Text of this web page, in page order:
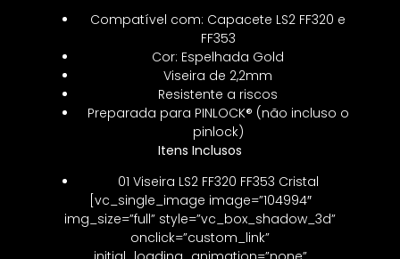
Compatível com: Capacete LS2 FF320 e
FF353
Cor: Espelhada Gold
Viseira de 2,2mm
Resistente a riscos
Preparada para PINLOCK® (não incluso o
pinlock)
Itens Inclusos
01 Viseira LS2 FF320 FF353 Cristal
[vc_single_image image=”104994″
img_size=”full” style=”vc_box_shadow_3d”
onclick=”custom_link”